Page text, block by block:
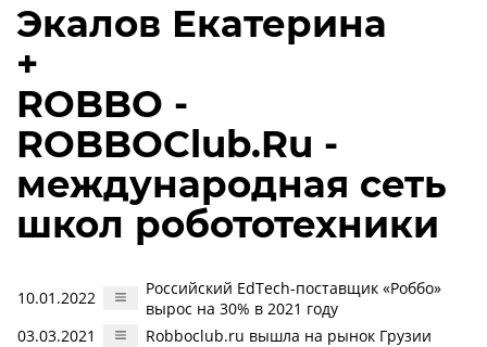
Экалов Екатерина
+
ROBBO -
ROBBOClub.Ru -
международная сеть
школ робототехники
10.01.2022
Российский EdTech-поставщик «Роббо»
вырос на 30% в 2021 году
03.03.2021
Robboclub.ru вышла на рынок Грузии